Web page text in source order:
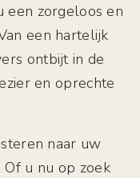
een zorgeloos en
een hartelijk
ontbijt in de
en oprechte
naar uw
u nu op zoek